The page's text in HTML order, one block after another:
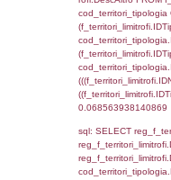
sql: